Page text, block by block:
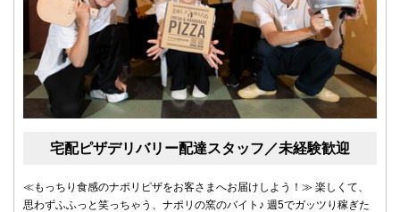
宅配ピザデリバリー配達スタッフ／未経験歓迎
≪もっちり食感のナポリピザをお客さまへお届けしよう！≫ 楽しくて、
思わずふふっと笑っちゃう、ナポリの窯のバイト♪ 週5でガッツり稼ぎた